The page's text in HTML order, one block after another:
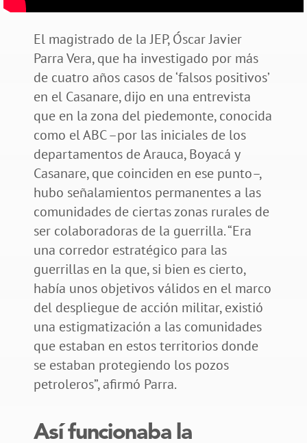
El magistrado de la JEP, Óscar Javier
Parra Vera, que ha investigado por más
de cuatro años casos de ‘falsos positivos’
en el Casanare, dijo en una entrevista
que en la zona del piedemonte, conocida
como el ABC –por las iniciales de los
departamentos de Arauca, Boyacá y
Casanare, que coinciden en ese punto–,
hubo señalamientos permanentes a las
comunidades de ciertas zonas rurales de
ser colaboradoras de la guerrilla. “Era
una corredor estratégico para las
guerrillas en la que, si bien es cierto,
había unos objetivos válidos en el marco
del despliegue de acción militar, existió
una estigmatización a las comunidades
que estaban en estos territorios donde
se estaban protegiendo los pozos
petroleros”, afirmó Parra.
Así funcionaba la